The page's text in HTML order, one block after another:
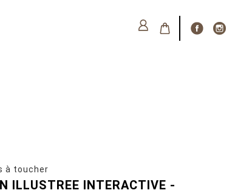
à toucher
ILLUSTREE INTERACTIVE -